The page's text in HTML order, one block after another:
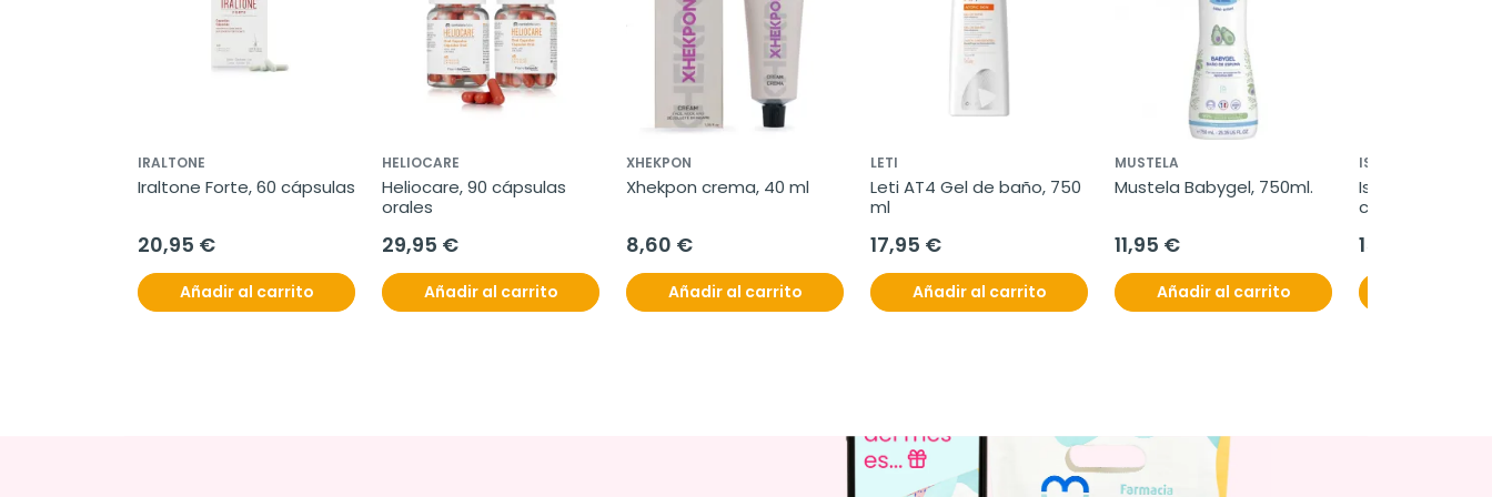
IRALTONE
Iraltone Forte, 60 cápsulas
20,95 €
Añadir al carrito
HELIOCARE
Heliocare, 90 cápsulas
orales
29,95 €
Añadir al carrito
XHEKPON
Xhekpon crema, 40 ml
8,60 €
Añadir al carrito
LETI
Leti AT4 Gel de baño, 750
ml
17,95 €
Añadir al carrito
MUSTELA
Mustela Babygel, 750ml.
11,95 €
Añadir al carrito
ISDIN
Isdin
crema facial,
15,60 €